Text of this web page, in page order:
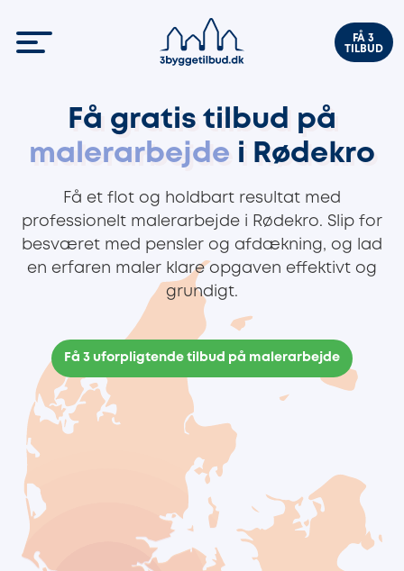
FÅ 3
TILBUD
Få gratis tilbud på
malerarbejde i Rødekro
Få et flot og holdbart resultat med
professionelt malerarbejde i Rødekro. Slip for
besværet med pensler og afdækning, og lad
en erfaren maler klare opgaven effektivt og
grundigt.
Få 3 uforpligtende tilbud på malerarbejde